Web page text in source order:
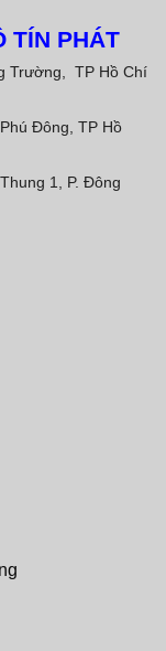
TÍN PHÁT
Trường, TP Hồ Chí
Đông, TP Hồ
1, P. Đông